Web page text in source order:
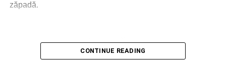
zăpadă.
CONTINUE READING